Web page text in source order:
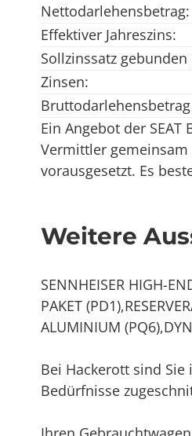
Nettodarlehensbetrag:
Effektiver Jahreszins:
Sollzinssatz gebunden
Zinsen:
Ein Angebot der
Vermittler
vorausgesetzt. Es
Weitere
SENNHEISER HIGH-
PAKET
ALUMINIUM
Bei Hackerott sind
Bedürfnisse